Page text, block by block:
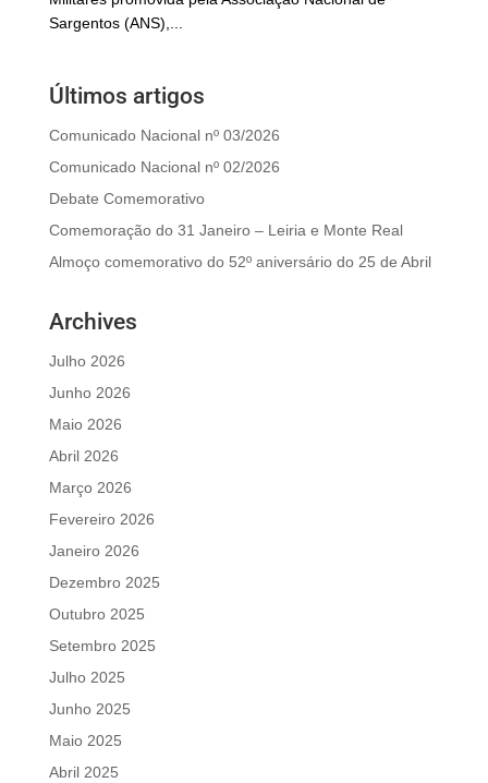
Sargentos (ANS),...
Últimos artigos
Comunicado Nacional nº 03/2026
Comunicado Nacional nº 02/2026
Debate Comemorativo
Comemoração do 31 Janeiro – Leiria e Monte Real
Almoço comemorativo do 52º aniversário do 25 de Abril
Archives
Julho 2026
Junho 2026
Maio 2026
Abril 2026
Março 2026
Fevereiro 2026
Janeiro 2026
Dezembro 2025
Outubro 2025
Setembro 2025
Julho 2025
Junho 2025
Maio 2025
Abril 2025